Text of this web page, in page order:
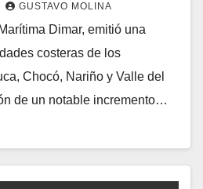
GUSTAVO MOLINA
Dimar, emitió una
costeras de los
Chocó, Nariño y Valle del
de un notable incremento…